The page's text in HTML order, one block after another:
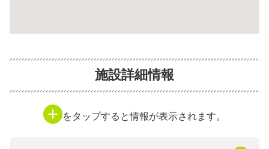
施設詳細情報
をタップすると情報が表示されます。